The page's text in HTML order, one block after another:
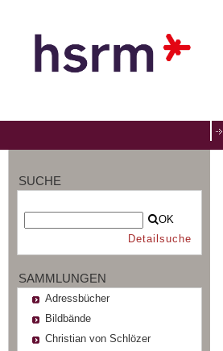
SUCHE
OK
Detailsuche
SAMMLUNGEN
Adressbücher
Bildbände
Christian von Schlözer